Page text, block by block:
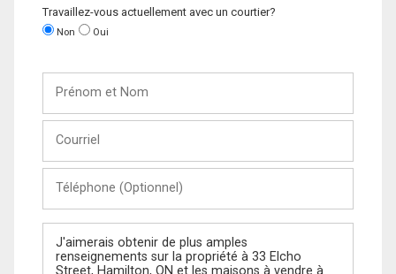
Travaillez-vous actuellement avec un courtier?
Non Oui
Nom
(Optionnel)
Message